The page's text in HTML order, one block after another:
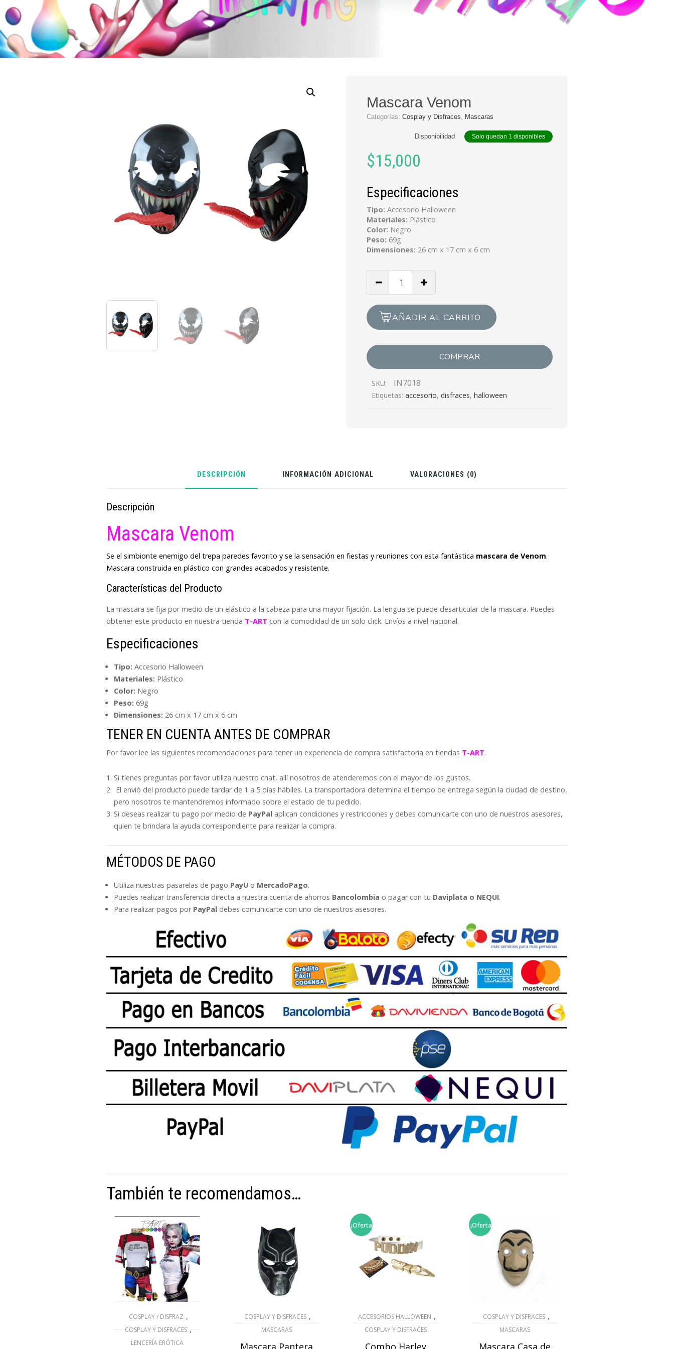
Mascara Venom
Categorías:Cosplay y Disfraces, Mascaras
Disponibilidad Solo quedan 1 disponibles
$15,000
Especificaciones
Tipo: Accesorio Halloween
Materiales: Plástico
Color: Negro
Peso: 69g
Dimensiones: 26 cm x 17 cm x 6 cm
VenomAÑADIR AL CARRITO
COMPRAR
SKU: IN7018
Etiquetas:accesorio, disfraces,halloween
DESCRIPCIÓN INFORMACIÓN ADICIONAL VALORACIONES (0)
Descripción
Mascara Venom
Se el simbionte enemigo del trepa paredes favorito y se la sensación en fiestas y reuniones con esta fantástica mascara de Venom.
Mascara construida en plástico con grandes acabados y resistente.
Características del Producto
La mascara se fija por medio de un elástico a la cabeza para una mayor fijación. La lengua se puede desarticular de la mascara. Puedes
obtener este producto en nuestra tienda T-ART con la comodidad de un solo click. Envíos a nivel nacional.
Especificaciones
Tipo: Accesorio Halloween
Materiales: Plástico
Color: Negro
Peso: 69g
Dimensiones: 26 cm x 17 cm x 6 cm
TENER EN CUENTA ANTES DE COMPRAR
Por favor lee las siguientes recomendaciones para tener un experiencia de compra satisfactoria en tiendas T-ART.
Si tienes preguntas por favor utiliza nuestro chat, allí nosotros de atenderemos con el mayor de los gustos.
El envió del producto puede tardar de 1 a 5 días hábiles. La transportadora determina el tiempo de entrega según la ciudad de destino,
pero nosotros te mantendremos informado sobre el estado de tu pedido.
Si deseas realizar tu pago por medio de PayPal aplican condiciones y restricciones y debes comunicarte con uno de nuestros asesores,
quien te brindara la ayuda correspondiente para realizar la compra.
MÉTODOS DE PAGO
Utiliza nuestras pasarelas de pago PayU o MercadoPago.
Puedes realizar transferencia directa a nuestra cuenta de ahorros Bancolombia o pagar con tu Daviplata o NEQUI.
Para realizar pagos por PayPal debes comunicarte con uno de nuestros asesores.
También te recomendamos…
COSPLAY / DISFRAZ ,
COSPLAY Y DISFRACES ,
LENCERÍA ERÓTICA
COSPLAY Y DISFRACES ,
MASCARAS
Mascara Pantera
¡Oferta!
ACCESORIOS HALLOWEEN ,
COSPLAY Y DISFRACES
Combo Harley
¡Oferta!
COSPLAY Y DISFRACES ,
MASCARAS
Mascara Casa de